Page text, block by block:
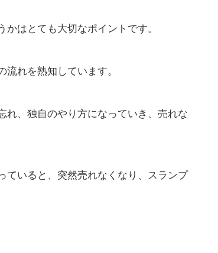
はとても大切なポイントです。
れを熟知しています。
れ、独自のやり方になっていき、売れな
ていると、突然売れなくなり、スランプ